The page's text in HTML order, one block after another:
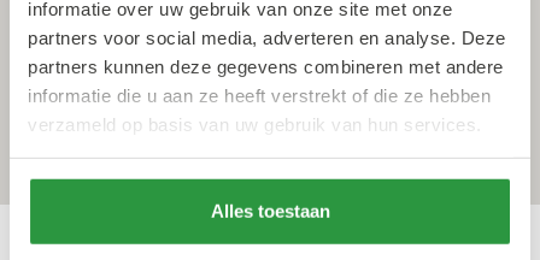
informatie over uw gebruik van onze site met onze
partners voor social media, adverteren en analyse. Deze
partners kunnen deze gegevens combineren met andere
informatie die u aan ze heeft verstrekt of die ze hebben
verzameld op basis van uw gebruik van hun services.
Alles toestaan